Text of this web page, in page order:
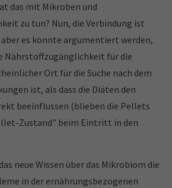
das mit Mikroben und
zu tun? Nun, die Verbindung ist
es könnte argumentiert werden,
Nährstoffzugänglichkeit für die
Ort für die Suche nach dem
ist, als dass die Diäten den
beeinflussen (blieben die Pellets
Zustand" beim Eintritt in den
neue Wissen über das Mikrobiom die
in der ernährungsbezogenen